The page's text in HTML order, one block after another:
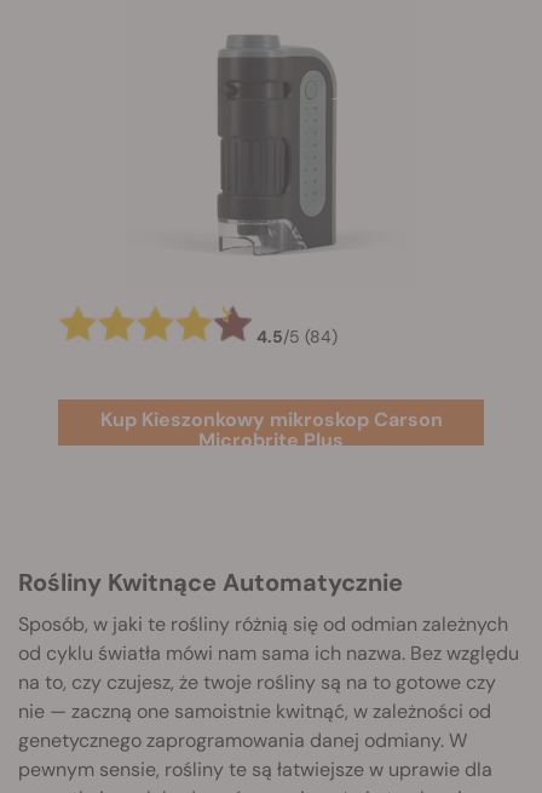
4.5/5 (84)
Kup Kieszonkowy mikroskop Carson
Microbrite Plus
Rośliny Kwitnące Automatycznie
Sposób, w jaki te rośliny różnią się od odmian zależnych
od cyklu światła mówi nam sama ich nazwa. Bez względu
na to, czy czujesz, że twoje rośliny są na to gotowe czy
nie — zaczną one samoistnie kwitnąć, w zależności od
genetycznego zaprogramowania danej odmiany. W
pewnym sensie, rośliny te są łatwiejsze w uprawie dla